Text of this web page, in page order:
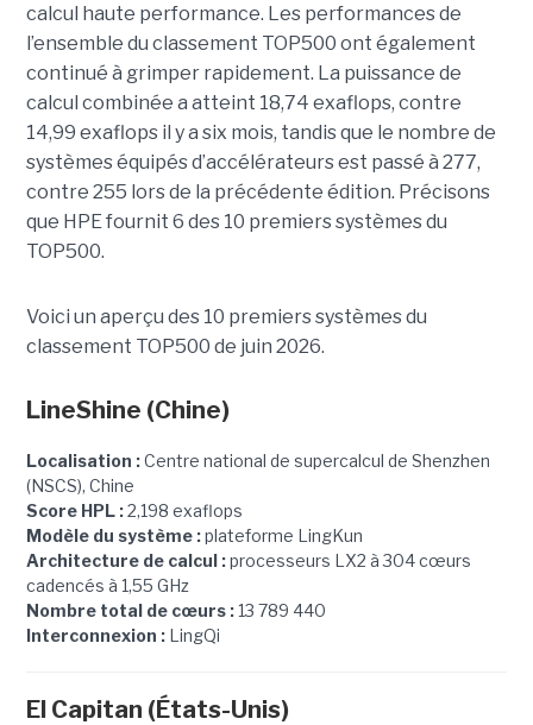
calcul haute performance. Les performances de
l’ensemble du classement TOP500 ont également
continué à grimper rapidement. La puissance de
calcul combinée a atteint 18,74 exaflops, contre
14,99 exaflops il y a six mois, tandis que le nombre de
systèmes équipés d’accélérateurs est passé à 277,
contre 255 lors de la précédente édition. Précisons
que HPE fournit 6 des 10 premiers systèmes du
TOP500.
Voici un aperçu des 10 premiers systèmes du
classement TOP500 de juin 2026.
LineShine (Chine)
Localisation :Centre national de supercalcul de Shenzhen
(NSCS), Chine
Score HPL :2,198 exaflops
Modèle du système :plateforme LingKun
Architecture de calcul :processeurs LX2 à 304 cœurs
cadencés à 1,55 GHz
Nombre total de cœurs :13 789 440
Interconnexion :LingQi
El Capitan (États-Unis)